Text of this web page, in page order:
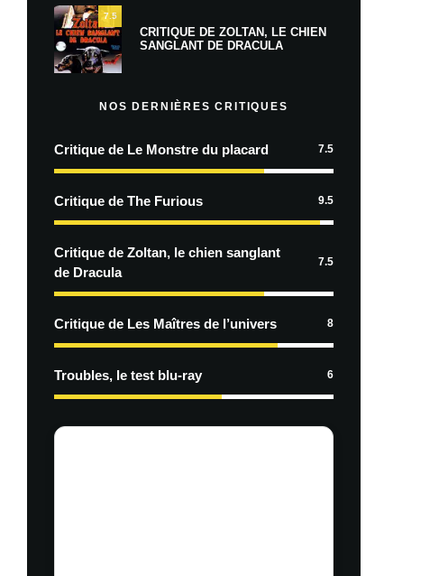
7.5
CRITIQUE DE ZOLTAN, LE CHIEN
SANGLANT DE DRACULA
NOS DERNIÈRES CRITIQUES
Critique de Le Monstre du placard 7.5
Critique de The Furious 9.5
Critique de Zoltan, le chien sanglant
de Dracula
7.5
Critique de Les Maîtres de l’univers 8
Troubles, le test blu-ray 6